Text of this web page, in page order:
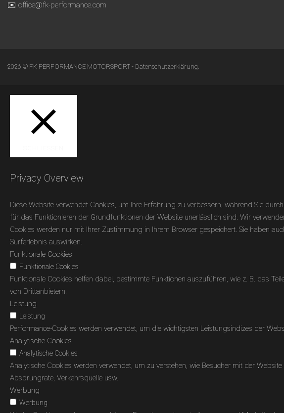
✉️ office@fk-performance.com
2026 © FK PERFORMANCE MOTORSPORT - Datenschutzerklärung.
Privacy Overview
Diese Website verwendet Cookies, um Ihre Erfahrung zu verbessern, während Sie
für das Funktionieren der Grundfunktionen der Website unerlässlich sind. Wir
Cookies werden nur mit Ihrer Zustimmung in Ihrem Browser gespeichert. Sie haben
Surferlebnis auswirken.
Funktionale Cookies
Funktionale Cookies
Funktionale Cookies helfen dabei, bestimmte Funktionen auszuführen, wie z. B. das
von Drittanbietern.
Leistung
Leistung
Performance-Cookies werden verwendet, um die wichtigsten Leistungsindizes der
Analytische Cookies
Analytische Cookies
Analytische Cookies werden verwendet, um zu verstehen, wie Besucher mit der
Absprungrate, Verkehrsquelle usw.
Werbung
Werbung